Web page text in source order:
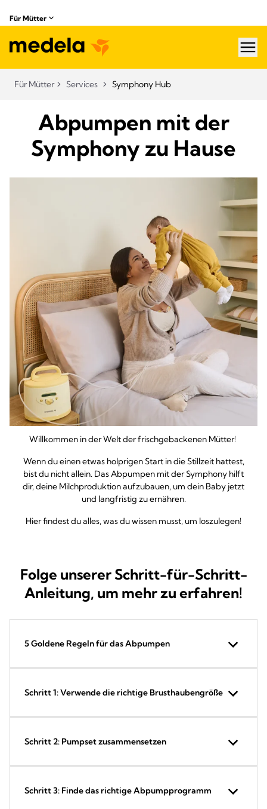
Für Mütter
Für Mütter Services Symphony Hub
Abpumpen mit der
Symphony zu Hause
Willkommen in der Welt der frischgebackenen Mütter!
Wenn du einen etwas holprigen Start in die Stillzeit hattest,
bist du nicht allein. Das Abpumpen mit der Symphony hilft
dir, deine Milchproduktion aufzubauen, um dein Baby jetzt
und langfristig zu ernähren.
Hier findest du alles, was du wissen musst, um loszulegen!
Folge unserer Schritt-für-Schritt-
Anleitung, um mehr zu erfahren!
5 Goldene Regeln für das Abpumpen
Schritt 1: Verwende die richtige Brusthaubengröße
Schritt 2: Pumpset zusammensetzen
Schritt 3: Finde das richtige Abpumpprogramm